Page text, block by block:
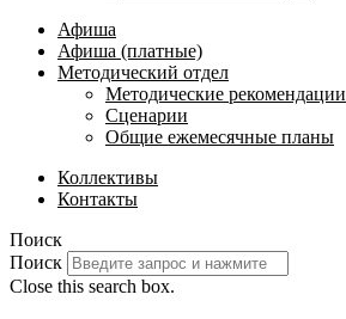
Афиша
Афиша (платные)
Методический отдел
Методические рекомендации
Сценарии
Общие ежемесячные планы
Коллективы
Контакты
Поиск
Поиск
Close this search box.